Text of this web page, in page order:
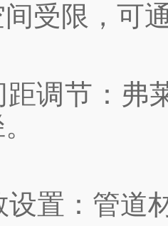
受限，可
节：弗莱
：管道材